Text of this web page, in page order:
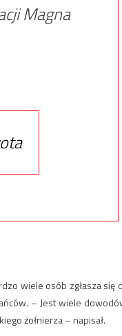
Magna
wiele osób zgłasza się
– Jest wiele
żołnierza – napisał.